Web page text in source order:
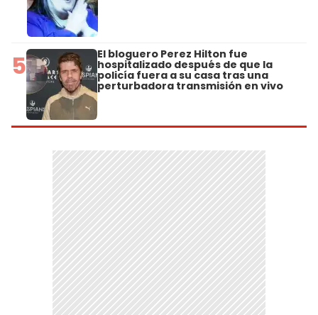
5 El bloguero Perez Hilton fue
hospitalizado después de que la
policía fuera a su casa tras una
perturbadora transmisión en vivo